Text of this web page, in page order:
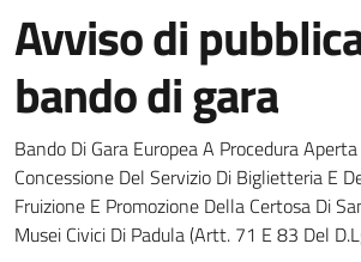
Avviso di
bando di gara
Dettagli della notizia
Bando Di Gara Europea A Procedura
Concessione Del Servizio Di Biglietteria E
Fruizione E Promozione Della Certosa Di
Musei Civici Di Padula (Artt. 71 E 83 Del